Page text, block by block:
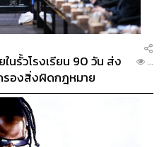
นรั้วโรงเรียน 90 วัน ส่ง
องสิ่งผิดกฎหมาย
...